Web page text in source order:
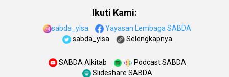
Ikuti Kami:
sabda_ylsa
Yayasan Lembaga SABDA
sabda_ylsa
Selengkapnya
SABDA Alkitab
Podcast SABDA
Slideshare SABDA